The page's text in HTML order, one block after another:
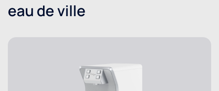
eau de ville